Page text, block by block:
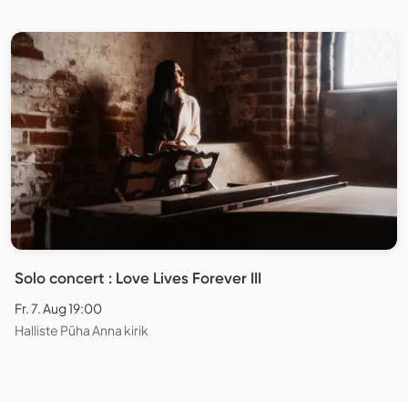
Solo concert : Love Lives Forever III
Fr. 7. Aug 19:00
Halliste Püha Anna kirik